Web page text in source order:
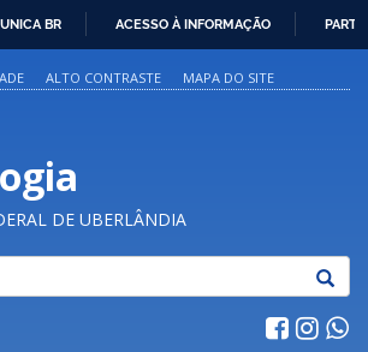
PARA
O
BR ACESSO À INFORMAÇÃO
ALTO CONTRASTE MAPA DO SITE
DE UBERLÂNDIA